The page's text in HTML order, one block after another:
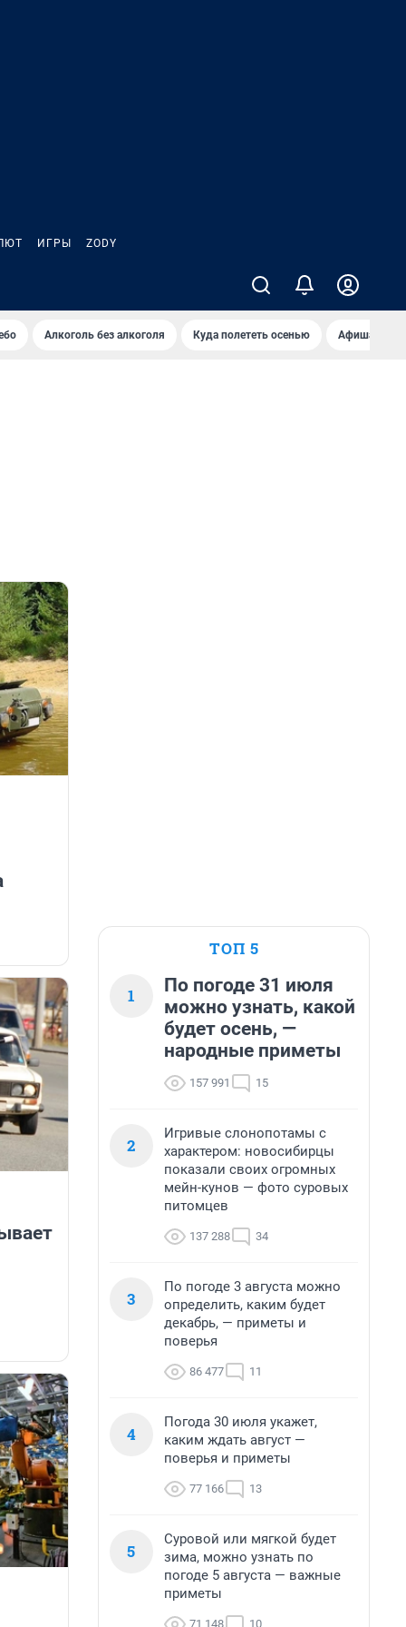
ИГРЫ ZODY
Алкоголь без алкоголя Куда полететь осенью Афиша на
ТОП 5
1
По погоде 31 июля
можно узнать, какой
будет осень, —
народные приметы
157 991 15
2
Игривые слонопотамы с
характером: новосибирцы
показали своих огромных
мейн-кунов — фото суровых
питомцев
137 288 34
3
По погоде 3 августа можно
определить, каким будет
декабрь, — приметы и
поверья
86 477 11
4
Погода 30 июля укажет,
каким ждать август —
поверья и приметы
77 166 13
5
Суровой или мягкой будет
зима, можно узнать по
погоде 5 августа — важные
приметы
71 148 10